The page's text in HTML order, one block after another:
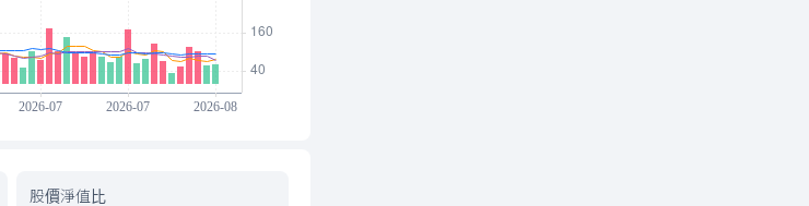
股價淨值比